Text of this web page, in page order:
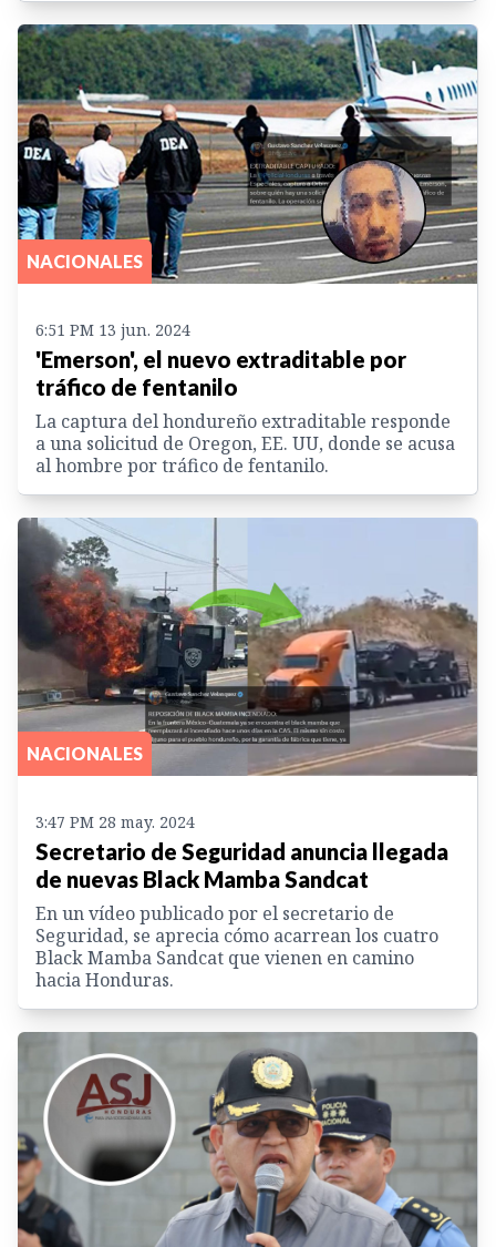
NACIONALES
6:51 PM 13 jun. 2024
'Emerson', el nuevo extraditable por
tráfico de fentanilo
La captura del hondureño extraditable responde
a una solicitud de Oregon, EE. UU, donde se acusa
al hombre por tráfico de fentanilo.
NACIONALES
3:47 PM 28 may. 2024
Secretario de Seguridad anuncia llegada
de nuevas Black Mamba Sandcat
En un vídeo publicado por el secretario de
Seguridad, se aprecia cómo acarrean los cuatro
Black Mamba Sandcat que vienen en camino
hacia Honduras.